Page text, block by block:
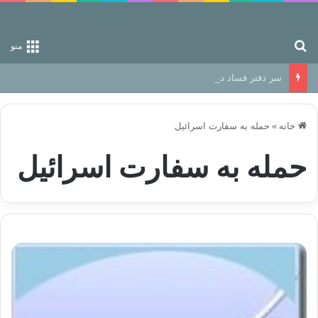
منو
سر دفتر فساد در زمین‌، دوری وکناره‌گیری از راه خداست‌!
خانه » حمله به سفارت اسرائیل
حمله به سفارت اسرائیل